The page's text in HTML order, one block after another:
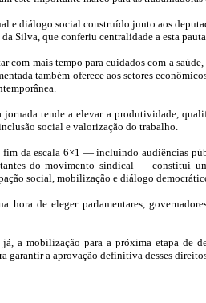
e diálogo social construído junto aos
Silva, que conferiu centralidade a esta
com mais tempo para cuidados com a
também oferece aos setores
tende a elevar a produtividade,
social e valorização do trabalho.
da escala 6×1 — incluindo audiências
do movimento sindical — constitui
social, mobilização e diálogo
de eleger parlamentares,
a mobilização para a próxima etapa de
garantir a aprovação definitiva desses